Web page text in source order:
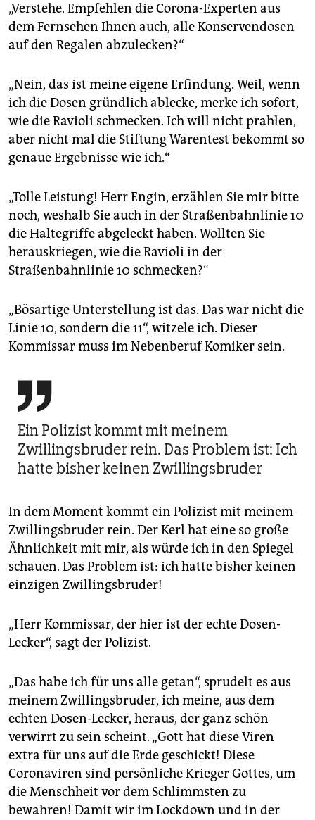
„Verstehe. Empfehlen die Corona-Experten aus
dem Fernsehen Ihnen auch, alle Konservendosen
auf den Regalen abzulecken?“
„Nein, das ist meine eigene Erfindung. Weil, wenn
ich die Dosen gründlich ablecke, merke ich sofort,
wie die Ravioli schmecken. Ich will nicht prahlen,
aber nicht mal die Stiftung Warentest bekommt so
genaue Ergebnisse wie ich.“
„Tolle Leistung! Herr Engin, erzählen Sie mir bitte
noch, weshalb Sie auch in der Straßenbahnlinie 10
die Haltegriffe abgeleckt haben. Wollten Sie
herauskriegen, wie die Ravioli in der
Straßenbahnlinie 10 schmecken?“
„Bösartige Unterstellung ist das. Das war nicht die
Linie 10, sondern die 11“, witzele ich. Dieser
Kommissar muss im Nebenberuf Komiker sein.

Ein Polizist kommt mit meinem
Zwillingsbruder rein. Das Problem ist: Ich
hatte bisher keinen Zwillingsbruder
In dem Moment kommt ein Polizist mit meinem
Zwillingsbruder rein. Der Kerl hat eine so große
Ähnlichkeit mit mir, als würde ich in den Spiegel
schauen. Das Problem ist: ich hatte bisher keinen
einzigen Zwillingsbruder!
„Herr Kommissar, der hier ist der echte Dosen-
Lecker“, sagt der Polizist.
„Das habe ich für uns alle getan“, sprudelt es aus
meinem Zwillingsbruder, ich meine, aus dem
echten Dosen-Lecker, heraus, der ganz schön
verwirrt zu sein scheint. „Gott hat diese Viren
extra für uns auf die Erde geschickt! Diese
Coronaviren sind persönliche Krieger Gottes, um
die Menschheit vor dem Schlimmsten zu
bewahren! Damit wir im Lockdown und in der